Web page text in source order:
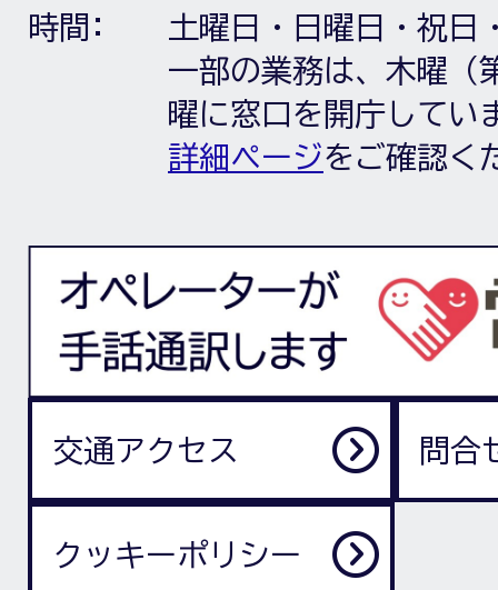
時間:
土曜日・日曜日・祝日
一部の業務は、木曜（
曜に窓口を開庁してい
詳細ページをご確認く
交通アクセス 問合
クッキーポリシー